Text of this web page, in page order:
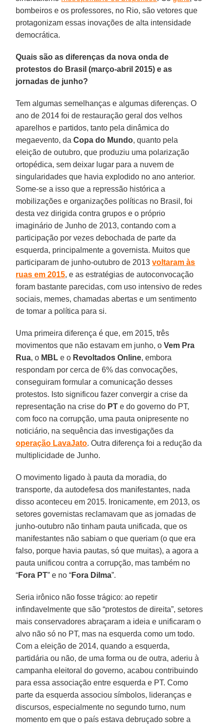
bombeiros e os professores, no Rio, são vetores que
protagonizam essas inovações de alta intensidade
democrática.
Quais são as diferenças da nova onda de
protestos do Brasil (março-abril 2015) e as
jornadas de junho?
Tem algumas semelhanças e algumas diferenças. O
ano de 2014 foi de restauração geral dos velhos
aparelhos e partidos, tanto pela dinâmica do
megaevento, daCopa do Mundo, quanto pela
eleição de outubro, que produziu uma polarização
ortopédica, sem deixar lugar para a nuvem de
singularidades que havia explodido no ano anterior.
Some-se a isso que a repressão histórica a
mobilizações e organizações políticas no Brasil, foi
desta vez dirigida contra grupos e o próprio
imaginário de Junho de 2013, contando com a
participação por vezes debochada de parte da
esquerda, principalmente a governista. Muitos que
participaram de junho-outubro de 2013voltaram às
ruas em 2015, e as estratégias de autoconvocação
foram bastante parecidas, com uso intensivo de redes
sociais, memes, chamadas abertas e um sentimento
de tomar a política para si.
Uma primeira diferença é que, em 2015, três
movimentos que não estavam em junho, oVem Pra
Rua, o MBL e o Revoltados Online, embora
respondam por cerca de 6% das convocações,
conseguiram formular a comunicação desses
protestos. Isto significou fazer convergir a crise da
representação na crise do PT e do governo do PT,
com foco na corrupção, uma pauta onipresente no
noticiário, na sequência das investigações da
operação LavaJato. Outra diferença foi a redução da
multiplicidade de Junho.
O movimento ligado à pauta da moradia, do
transporte, da autodefesa dos manifestantes, nada
disso aconteceu em 2015. Ironicamente, em 2013, os
setores governistas reclamavam que as jornadas de
junho-outubro não tinham pauta unificada, que os
manifestantes não sabiam o que queriam (o que era
falso, porque havia pautas, só que muitas), a agora a
pauta unificou contra a corrupção, mas também no
“Fora PT” e no “Fora Dilma”.
Seria irônico não fosse trágico: ao repetir
infindavelmente que são “protestos de direita”, setores
mais conservadores abraçaram a ideia e unificaram o
alvo não só no PT, mas na esquerda como um todo.
Com a eleição de 2014, quando a esquerda,
partidária ou não, de uma forma ou de outra, aderiu à
campanha eleitoral do governo, acabou contribuindo
para essa associação entre esquerda e PT. Como
parte da esquerda associou símbolos, lideranças e
discursos, especialmente no segundo turno, num
momento em que o país estava debruçado sobre a